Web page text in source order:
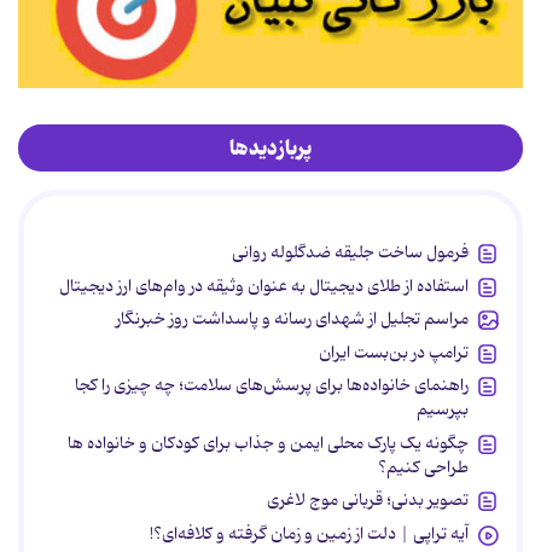
پربازدیدها
فرمول ساخت جلیقه ضدگلوله روانی
استفاده از طلای دیجیتال به عنوان وثیقه در وام‌های ارز دیجیتال
مراسم تجلیل از شهدای رسانه و پاسداشت روز خبرنگار
ترامپ در بن‌بست ایران
راهنمای خانواده‌ها برای پرسش‌های سلامت؛ چه چیزی را کجا
بپرسیم
چگونه یک پارک محلی ایمن و جذاب برای کودکان و خانواده ها
طراحی کنیم؟
تصویر بدنی؛ قربانی موج لاغری
آیه تراپی | دلت از زمین و زمان گرفته و کلافه‌ای؟!